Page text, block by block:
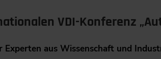
VDI-Konferenz
aus Wissenschaft und